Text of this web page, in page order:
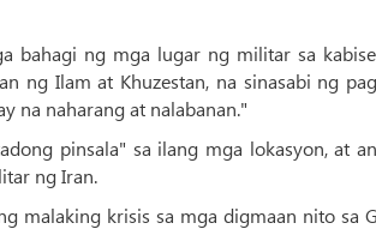
bahagi ng mga lugar ng militar sa
ng Ilam at Khuzestan, na sinasabi ng
na naharang at nalabanan."
pinsala" sa ilang mga lokasyon, at
ng Iran.
malaking krisis sa mga digmaan nito sa